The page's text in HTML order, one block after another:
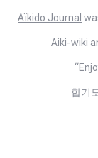
Aïkido Journal
Aiki-wiki